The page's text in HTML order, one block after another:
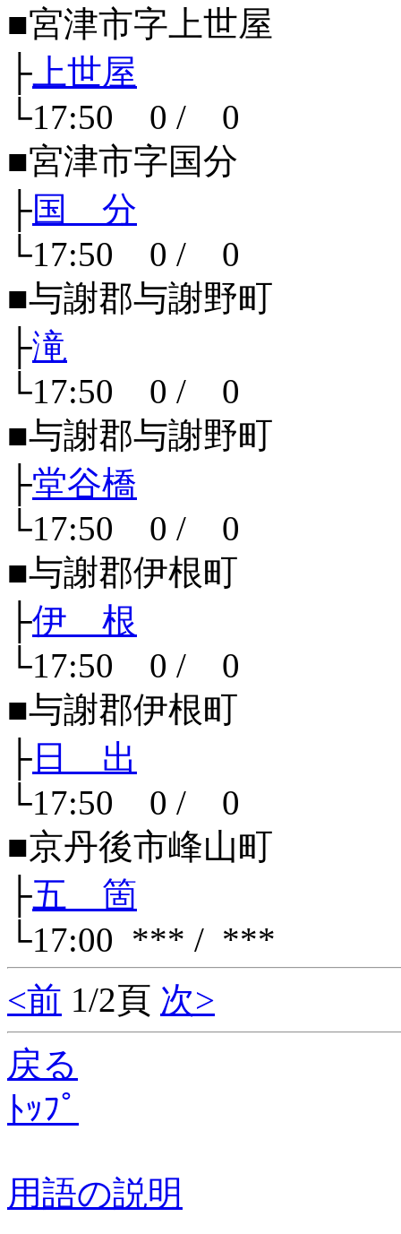
■宮津市字上世屋
├ 上世屋
└17:50 0 / 0
■宮津市字国分
├国 分
└17:50 0 / 0
■与謝郡与謝野町
├滝
└17:50 0 / 0
■与謝郡与謝野町
├堂谷橋
└17:50 0 / 0
■与謝郡伊根町
├伊 根
└17:50 0 / 0
■与謝郡伊根町
├ 日 出
└17:50 0 / 0
■京丹後市峰山町
├五 箇
└17:00 *** / ***
<前 1/2頁 次>
戻る
ﾄｯﾌﾟ
用語の説明